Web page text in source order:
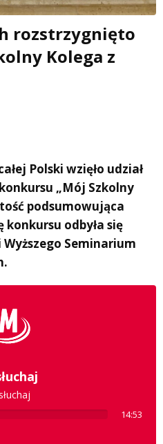
rozstrzygnięto
Kolega z
Polski wzięło udział
„Mój Szkolny
podsumowująca
konkursu odbyła się
Seminarium
14:53